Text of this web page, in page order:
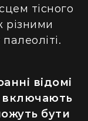
тісного
різними
відомі
включають
бути